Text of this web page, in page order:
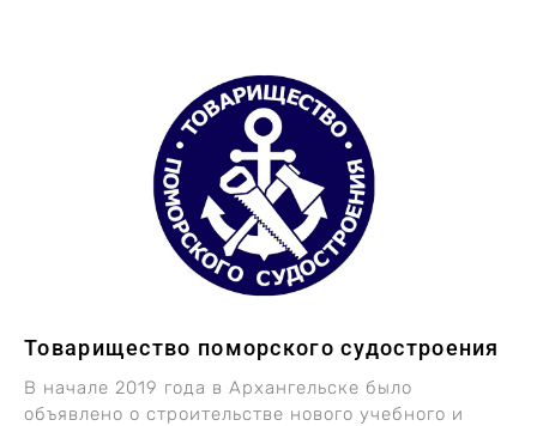
Товарищество поморского судостроения
В начале 2019 года в Архангельске было
объявлено о строительстве нового учебного и